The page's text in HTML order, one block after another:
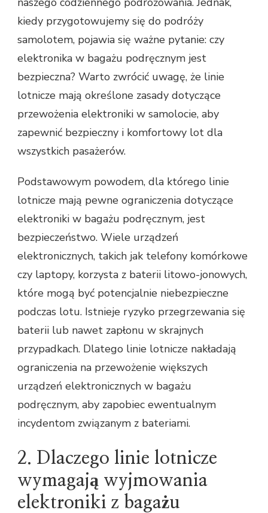
kiedy przygotowujemy się do podróży
samolotem, pojawia się ważne pytanie: czy
elektronika w bagażu podręcznym jest
bezpieczna? Warto zwrócić uwagę, że linie
lotnicze mają określone zasady dotyczące
przewożenia elektroniki w samolocie, aby
zapewnić bezpieczny i komfortowy lot dla
wszystkich pasażerów.
Podstawowym powodem, dla którego linie
lotnicze mają pewne ograniczenia dotyczące
elektroniki w bagażu podręcznym, jest
bezpieczeństwo. Wiele urządzeń
elektronicznych, takich jak telefony komórkowe
czy laptopy, korzysta z baterii litowo-jonowych,
które mogą być potencjalnie niebezpieczne
podczas lotu. Istnieje ryzyko przegrzewania się
baterii lub nawet zapłonu w skrajnych
przypadkach. Dlatego linie lotnicze nakładają
ograniczenia na przewożenie większych
urządzeń elektronicznych w bagażu
podręcznym, aby zapobiec ewentualnym
incydentom związanym z bateriami.
2. Dlaczego linie lotnicze
wymagają wyjmowania
elektroniki z bagażu